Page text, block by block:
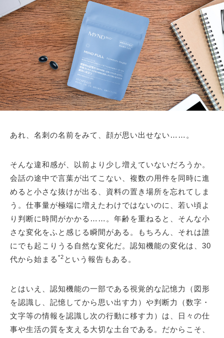
あれ、名刺の名前をみて、顔が思い出せない……。
そんな違和感が、以前より少し増えていないだろうか。
会話の途中で言葉が出てこない、複数の用件を同時に進
めると小さな抜けが出る、資料の置き場所を忘れてしま
う。仕事量が極端に増えたわけではないのに、若い頃よ
り判断に時間がかかる……。年齢を重ねると、そんな小
さな変化をふと感じる瞬間がある。もちろん、それは誰
にでも起こりうる自然な変化だ。認知機能の変化は、30
代から始まる *2 という報告もある。
とはいえ、認知機能の一部である視覚的な記憶力（図形
を認識し、記憶してから思い出す力）や判断力（数字・
文字等の情報を認識し次の行動に移す力）は、日々の仕
事や生活の質を支える大切な土台である。だからこそ、